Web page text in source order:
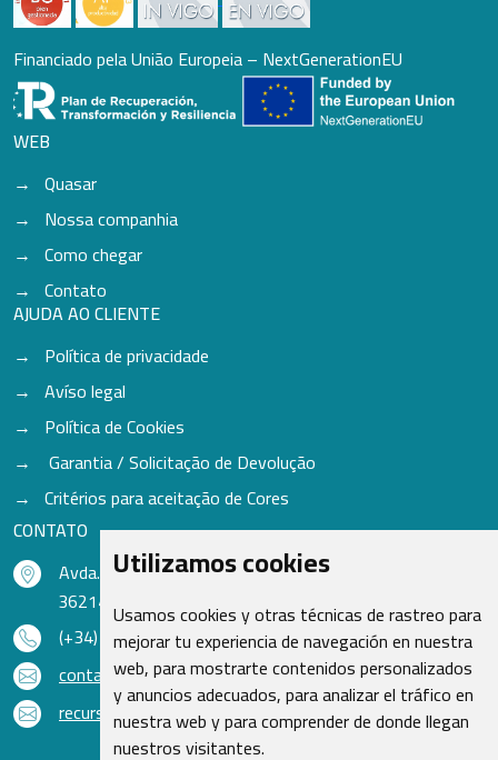
Utilizamos cookies
Usamos cookies y otras técnicas de rastreo para
mejorar tu experiencia de navegación en nuestra
web, para mostrarte contenidos personalizados
y anuncios adecuados, para analizar el tráfico en
nuestra web y para comprender de donde llegan
nuestros visitantes.
Financiado pela União Europeia – NextGenerationEU
WEB
Quasar
Nossa companhia
Como chegar
Contato
AJUDA AO CLIENTE
Política de privacidade
Avíso legal
Política de Cookies
Garantia / Solicitação de Devolução
Critérios para aceitação de Cores
CONTATO
Avda. do Freixo - Sardoma, 13
36214 Vigo - Pontevedra - Espanha
(+34) 986 48 16 33
contacto@qsr.es
recursoshumanos@qsr.es